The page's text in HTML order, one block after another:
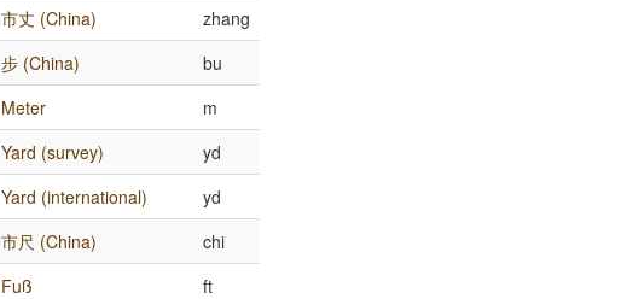
市丈 (China)
zhang
步 (China)
bu
Meter
m
Yard (survey)
yd
Yard (international)
yd
市尺 (China)
chi
Fuß
ft